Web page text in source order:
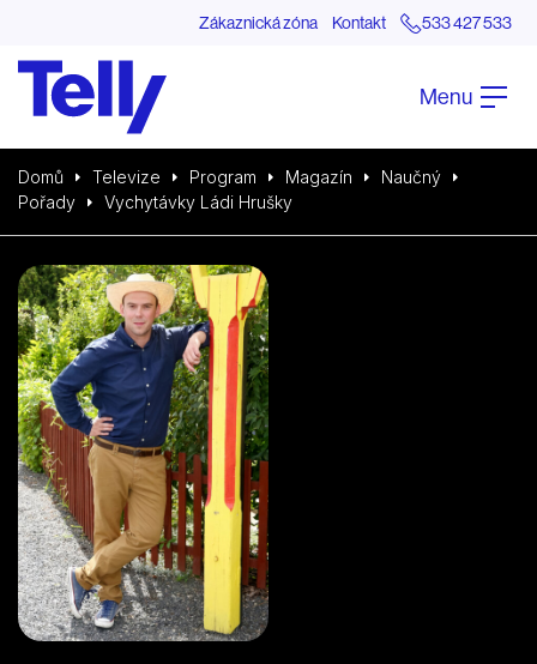
Zákaznická zóna Kontakt 533 427 533
Menu
Domů Televize Program Magazín
Naučný
Pořady
Vychytávky Ládi Hrušky